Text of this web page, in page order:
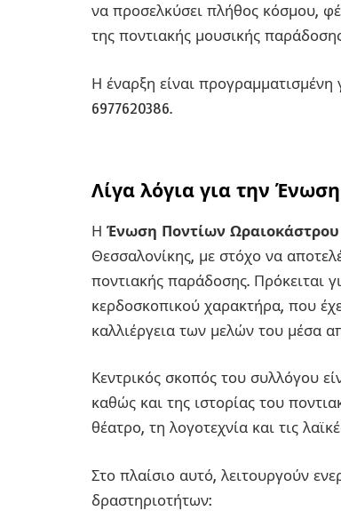
να προσελκύσει πλήθος κόσμου,
της ποντιακής μουσικής
Η έναρξη είναι προγραμματισμένη
6977620386.
Λίγα λόγια για την
Η Ένωση Ποντίων
Θεσσαλονίκης, με στόχο να
ποντιακής παράδοσης. Πρόκειται
κερδοσκοπικού χαρακτήρα, που
καλλιέργεια των μελών του μέσα
Κεντρικός σκοπός του συλλόγου
καθώς και της ιστορίας του
θέατρο, τη λογοτεχνία και τις
Στο πλαίσιο αυτό, λειτουργούν
δραστηριοτήτων: